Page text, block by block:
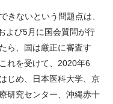
きないという問題点は、
よび5月に国会質問が行
ら、国は厳正に審査す
れを受けて、2020年6
じめ、日本医科大学、京
研究センター、沖縄赤十